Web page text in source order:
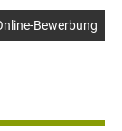
Bewerbung